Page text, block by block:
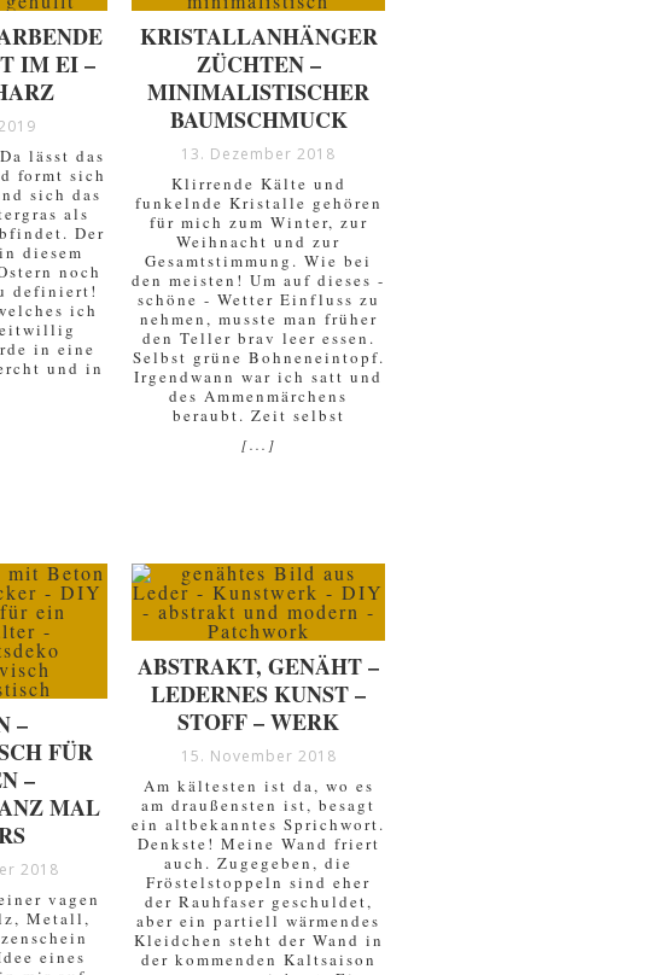
IM EI –
lässt das
formt sich
sich das
als
Der
diesem
noch
definiert!
ich
in eine
und in
KRISTALLANHÄNGER
ZÜCHTEN –
MINIMALISTISCHER
BAUMSCHMUCK
13. Dezember 2018
Klirrende Kälte und
funkelnde Kristalle gehören
für mich zum Winter, zur
Weihnacht und zur
Gesamtstimmung. Wie bei
den meisten! Um auf dieses -
schöne - Wetter Einfluss zu
nehmen, musste man früher
den Teller brav leer essen.
Selbst grüne Bohneneintopf.
Irgendwann war ich satt und
des Ammenmärchens
beraubt. Zeit selbst
[...]
–
FÜR
–
MAL
2018
vagen
Metall,
eines
ABSTRAKT, GENÄHT –
LEDERNES KUNST –
STOFF – WERK
15. November 2018
Am kältesten ist da, wo es
am draußensten ist, besagt
ein altbekanntes Sprichwort.
Denkste! Meine Wand friert
auch. Zugegeben, die
Fröstelstoppeln sind eher
der Rauhfaser geschuldet,
aber ein partiell wärmendes
Kleidchen steht der Wand in
der kommenden Kaltsaison